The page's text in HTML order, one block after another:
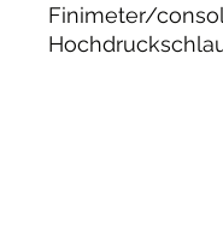
Finimeter/